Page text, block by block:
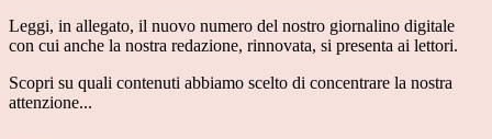
Leggi, in allegato, il nuovo numero del nostro giornalino digitale
con cui anche la nostra redazione, rinnovata, si presenta ai lettori.
Scopri su quali contenuti abbiamo scelto di concentrare la nostra
attenzione...